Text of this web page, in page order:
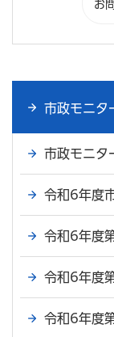
市政モニタ
市政モニタ
令和6年度
令和6年度
令和6年度
令和6年度